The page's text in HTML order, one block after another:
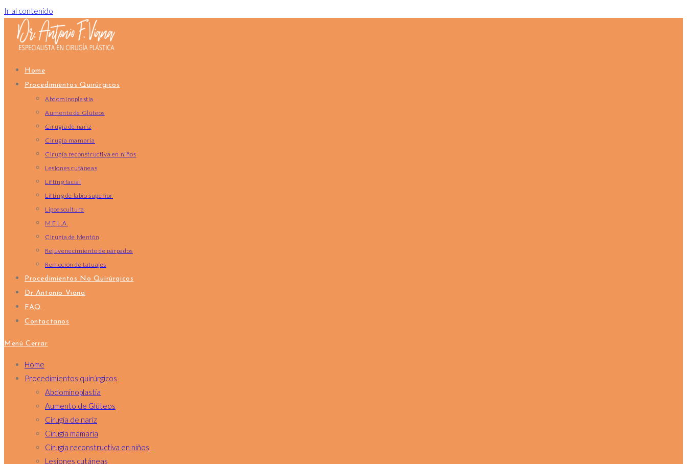
Ir al contenido
Home
Procedimientos Quirúrgicos
Abdominoplastía
Aumento de Glúteos
Cirugía de nariz
Cirugía mamaria
Cirugía reconstructiva en niños
Lesiones cutáneas
Lifting facial
Lifting de labio superior
Lipoescultura
M.E.L.A.
Cirugía de Mentón
Rejuvenecimiento de párpados
Remoción de tatuajes
Procedimientos No Quirúrgicos
Dr Antonio Viana
FAQ
Contactanos
Menú Cerrar
Home
Procedimientos quirúrgicos
Abdominoplastía
Aumento de Glúteos
Cirugía de nariz
Cirugía mamaria
Cirugía reconstructiva en niños
Lesiones cutáneas